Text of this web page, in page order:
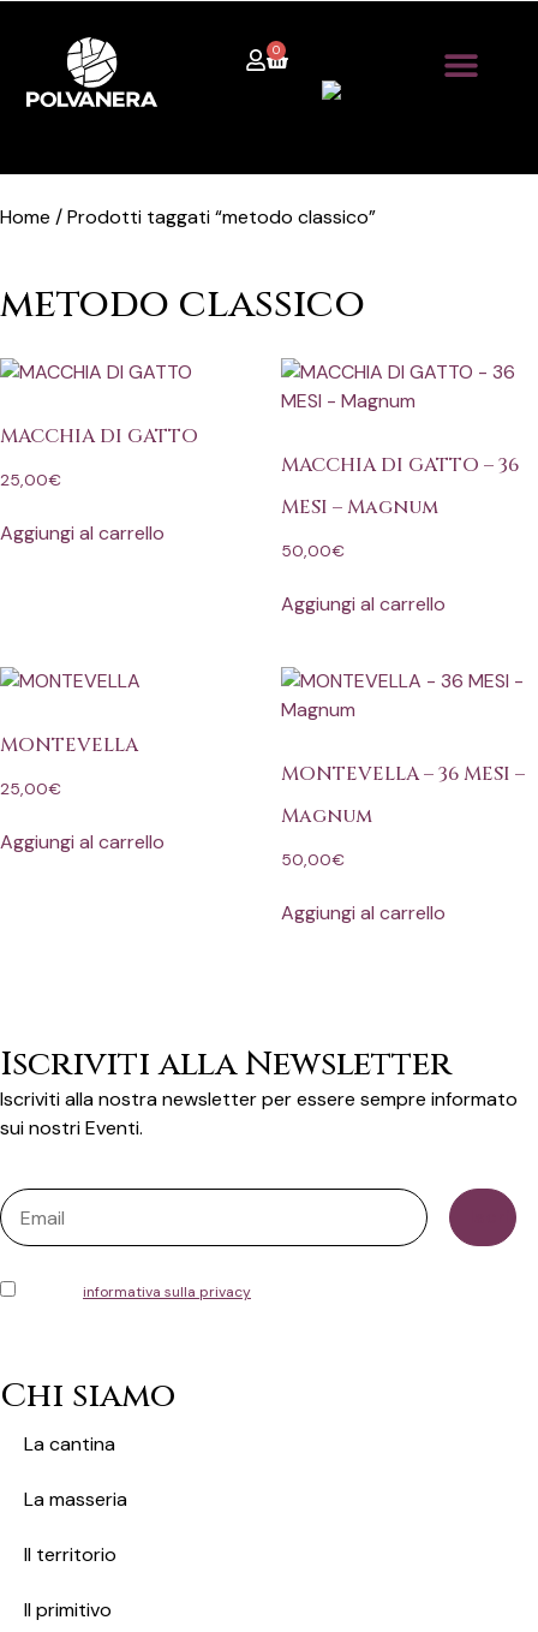
0
Home / Prodotti taggati “metodo classico”
metodo classico
MACCHIA DI GATTO
25,00€
Aggiungi al carrello
MACCHIA DI GATTO – 36
MESI – Magnum
50,00€
Aggiungi al carrello
MONTEVELLA
25,00€
Aggiungi al carrello
MONTEVELLA – 36 MESI –
Magnum
50,00€
Aggiungi al carrello
Iscriviti alla Newsletter
Iscriviti alla nostra newsletter per essere sempre informato
sui nostri Eventi.
informativa sulla privacy
miei dati, secondo quanto stabilito dal regolamento europeo per la protezione
Chi siamo
La cantina
La masseria
Il territorio
ll primitivo